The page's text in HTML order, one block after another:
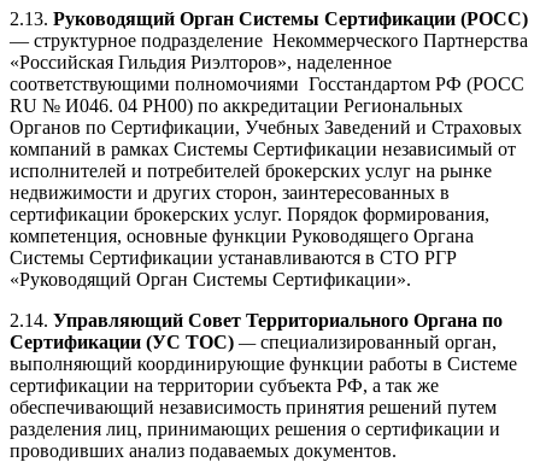
2.13. Руководящий Орган Системы Сертификации (РОСС)
— структурное подразделение Некоммерческого Партнерства
«Российская Гильдия Риэлторов», наделенное
соответствующими полномочиями Госстандартом РФ (РОСС
RU № И046. 04 РН00) по аккредитации Региональных
Органов по Сертификации, Учебных Заведений и Страховых
компаний в рамках Системы Сертификации независимый от
исполнителей и потребителей брокерских услуг на рынке
недвижимости и других сторон, заинтересованных в
сертификации брокерских услуг. Порядок формирования,
компетенция, основные функции Руководящего Органа
Системы Сертификации устанавливаются в СТО РГР
«Руководящий Орган Системы Сертификации».
2.14. Управляющий Совет Территориального Органа по
Сертификации (УС ТОС) —специализированный орган,
выполняющий координирующие функции работы в Системе
сертификации на территории субъекта РФ, а так же
обеспечивающий независимость принятия решений путем
разделения лиц, принимающих решения о сертификации и
проводивших анализ подаваемых документов.